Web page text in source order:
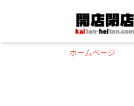
ホームページ